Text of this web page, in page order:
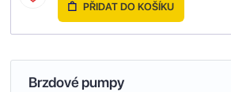
PŘIDAT DO KOŠÍKU
Brzdové pumpy